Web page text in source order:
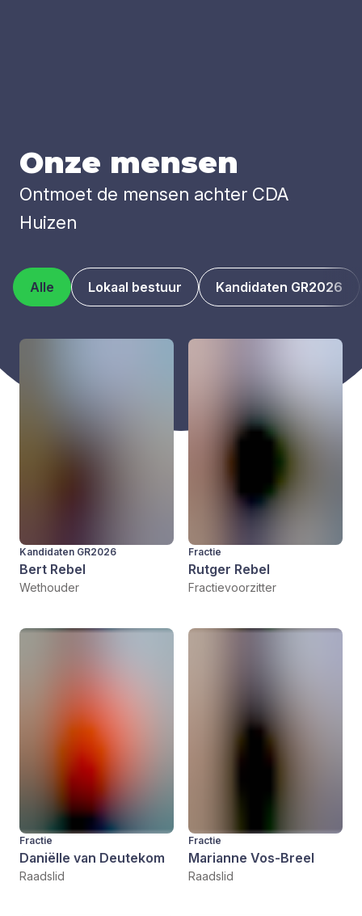
Onze men­sen
Ontmoet de mensen achter CDA
Huizen
Alle Lokaal bestuur Kandidaten GR2026
Kandidaten GR2026
Bert Rebel
Wethouder
Fractie
Rutger Rebel
Fractievoorzitter
Fractie
Daniëlle van Deutekom
Raadslid
Fractie
Marianne Vos-Breel
Raadslid